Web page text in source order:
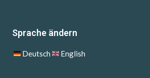
Sprache ändern
Deutsch English